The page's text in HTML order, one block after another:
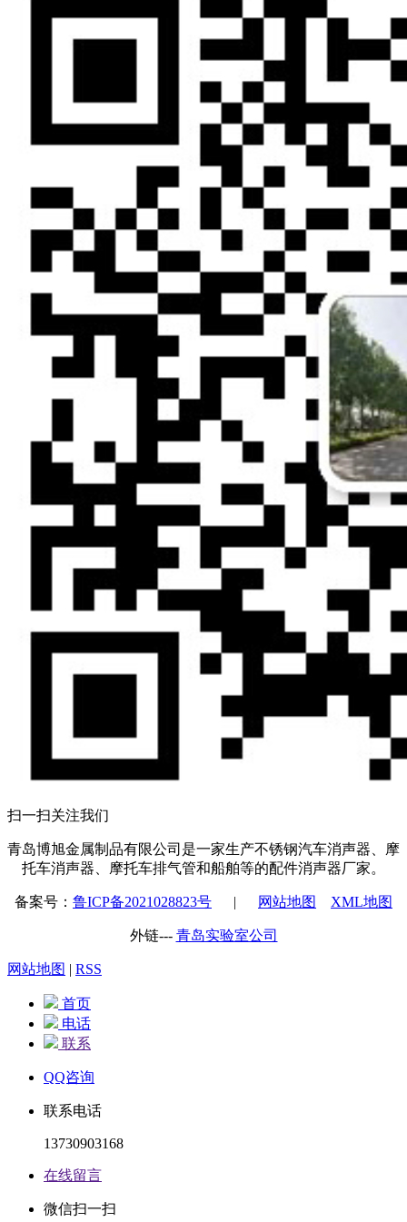
扫一扫关注我们
青岛博旭金属制品有限公司是一家生产不锈钢汽车消声器、摩
托车消声器、摩托车排气管和船舶等的配件消声器厂家。
备案号： 鲁ICP备2021028823号 | 网站地图 XML地图
外链--- 青岛实验室公司
网站地图 | RSS
首页
电话
联系
QQ咨询
联系电话
13730903168
在线留言
微信扫一扫